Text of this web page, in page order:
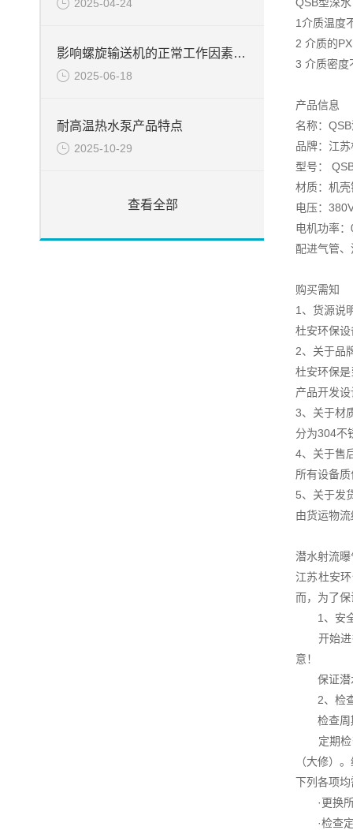
2025-04-24
影响螺旋输送机的正常工作因素分析
2025-06-18
耐高温热水泵产品特点
2025-10-29
查看全部
1介质温度
2 介质的
3 介质密度
产品信息
名称：
品牌：江
型号：
材质：机
电压：
电机功率
配进气管
购买需知
1、货源说
杜安环保
2、关于品
杜安环保
产品开发
3、关于材
分为304不
4、关于售
所有设备
5、关于发
由货运物
潜水射流
江苏杜安
而，为了
1、安全
开始进行
意！
保证潜水
2、检查
检查周
定期检查
（大修）
下列各项
·更换所
·检查定